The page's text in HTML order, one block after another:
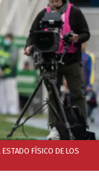
FÍSICO DE LOS